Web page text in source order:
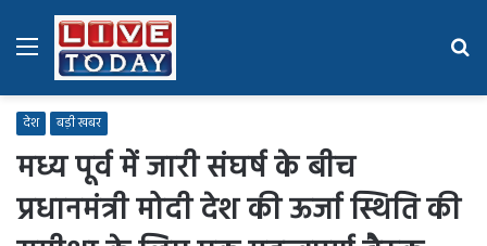
Menu
देश बड़ी खबर
मध्य पूर्व में जारी संघर्ष के बीच
प्रधानमंत्री मोदी देश की ऊर्जा स्थिति की